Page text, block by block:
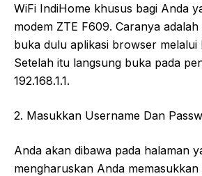
WiFi IndiHome khusus bagi Anda
modem ZTE F609. Caranya
buka dulu aplikasi browser melalui
Setelah itu langsung buka pada
192.168.1.1.
2. Masukkan Username Dan
Anda akan dibawa pada halaman
mengharuskan Anda